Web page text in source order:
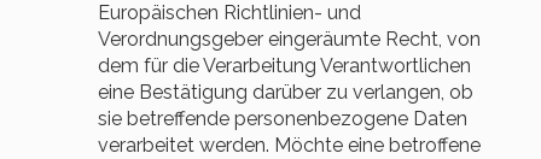
Europäischen Richtlinien- und
Verordnungsgeber eingeräumte Recht, von
dem für die Verarbeitung Verantwortlichen
eine Bestätigung darüber zu verlangen, ob
sie betreffende personenbezogene Daten
verarbeitet werden. Möchte eine betroffene